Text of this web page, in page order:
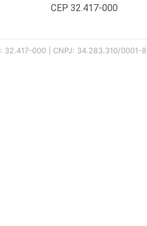
CEP 32.417-000
000 | CNPJ: 34.283.310/0001-